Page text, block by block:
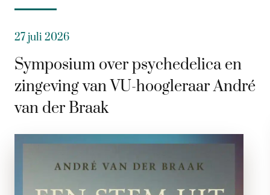
27 juli 2026
Symposium over psychedelica en
zingeving van VU-hoogleraar André
van der Braak